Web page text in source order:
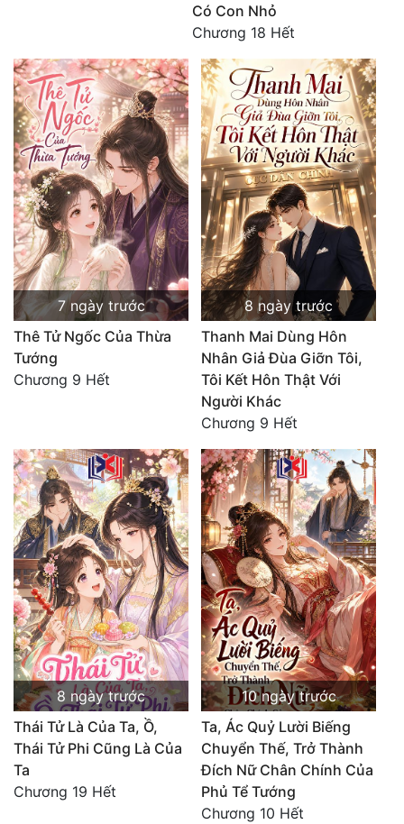
Có Con Nhỏ
Chương 18 Hết
7 ngày trước
Thê Tử Ngốc Của Thừa
Tướng
Chương 9 Hết
8 ngày trước
Thanh Mai Dùng Hôn
Nhân Giả Đùa Giỡn Tôi,
Tôi Kết Hôn Thật Với
Người Khác
Chương 9 Hết
8 ngày trước
Thái Tử Là Của Ta, Ồ,
Thái Tử Phi Cũng Là Của
Ta
Chương 19 Hết
10 ngày trước
Ta, Ác Quỷ Lười Biếng
Chuyển Thế, Trở Thành
Đích Nữ Chân Chính Của
Phủ Tể Tướng
Chương 10 Hết